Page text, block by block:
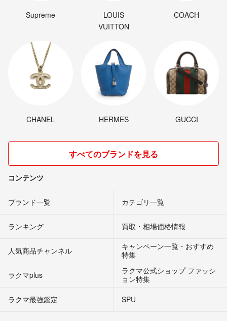
Supreme
LOUIS
VUITTON
COACH
CHANEL HERMES GUCCI
すべてのブランドを見る
コンテンツ
ブランド一覧 カテゴリ一覧
ランキング 買取・相場価格情報
人気商品チャンネル
キャンペーン一覧・おすすめ
特集
ラクマplus
ラクマ公式ショップ ファッシ
ョン特集
ラクマ最強鑑定
SPU